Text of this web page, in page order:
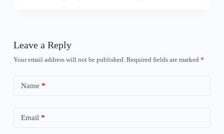
Leave a Reply
Your email address will not be published. Required fields are marked *
Name *
Email *